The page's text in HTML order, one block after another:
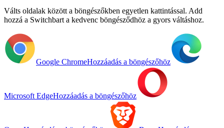
Válts oldalak között a böngészőkben egyetlen kattintással. Add
hozzá a Switchbart a kedvenc böngésződhöz a gyors váltáshoz.
Google ChromeHozzáadás a böngészőhöz
Microsoft EdgeHozzáadás a böngészőhöz